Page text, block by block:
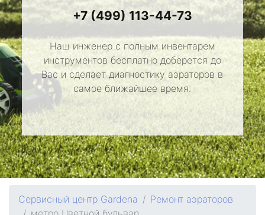
+7 (499) 113-44-73
Наш инженер с полным инвентарем
инструментов бесплатно доберется до
Вас и сделает диагностику аэраторов в
самое ближайшее время.
Сервисный центр Gardena
Ремонт аэраторов